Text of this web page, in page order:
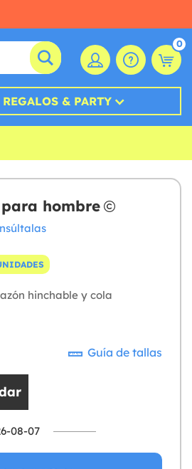
0
REGALOS & PARTY
hombre
hinchable y cola
Guía de tallas
08-07